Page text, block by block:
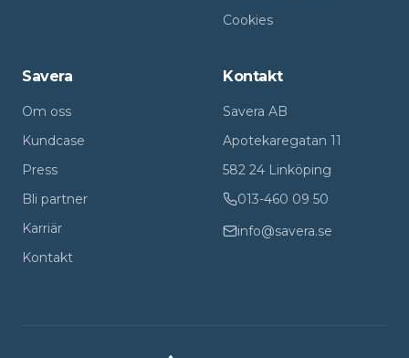
Cookies
Savera
Om oss
Kundcase
Press
Bli partner
Karriär
Kontakt
Kontakt
Savera AB
Apotekaregatan 11
582 24 Linköping
013-460 09 50
info@savera.se